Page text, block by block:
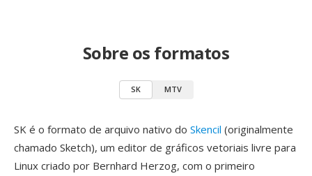
Sobre os formatos
SK MTV
SK é o formato de arquivo nativo do Skencil (originalmente
chamado Sketch), um editor de gráficos vetoriais livre para
Linux criado por Bernhard Herzog, com o primeiro